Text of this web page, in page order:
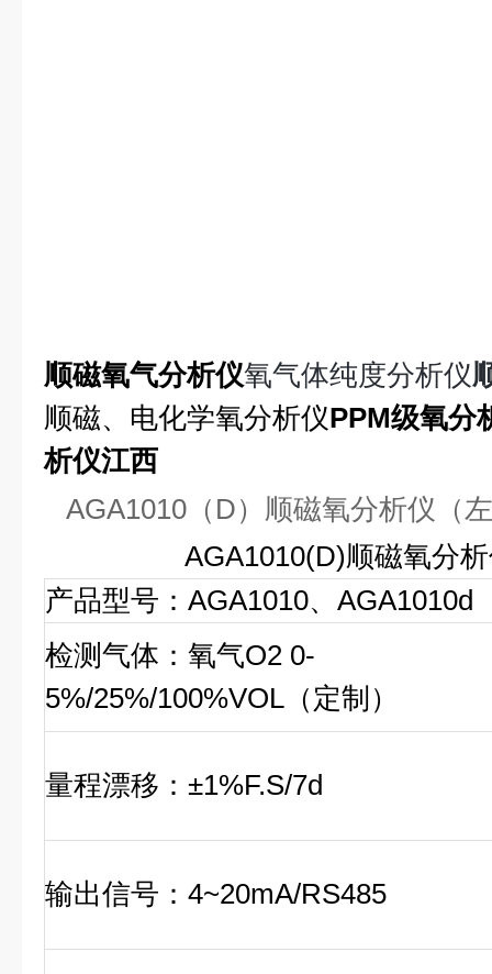
顺磁氧气分析仪氧气体纯度分析仪
顺磁、电化学氧分析仪PPM级氧分
析仪江西
AGA1010（D）顺磁氧分析仪（
AGA1010(D)顺磁氧分
产品型号：AGA1010、AGA1010d
检测气体：氧气O2 0-
5%/25%/100%VOL（定制）
量程漂移：±1%F.S/7d
输出信号：4~20mA/RS485